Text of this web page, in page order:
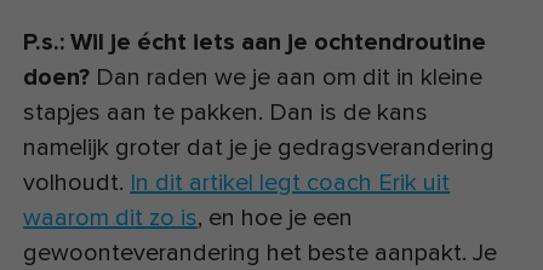
P.s.: Wil je écht iets aan je ochtendroutine
doen? Dan raden we je aan om dit in kleine
stapjes aan te pakken. Dan is de kans
namelijk groter dat je je gedragsverandering
volhoudt. In dit artikel legt coach Erik uit
waarom dit zo is, en hoe je een
gewoonteverandering het beste aanpakt. Je